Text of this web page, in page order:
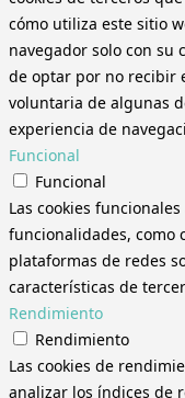
cómo utiliza este sitio
navegador solo con su
de optar por no recibir
voluntaria de algunas
experiencia de
Funcional
Funcional
Las cookies
funcionalidades, como
plataformas de redes
características de
Rendimiento
Rendimiento
Las cookies de
analizar los índices de